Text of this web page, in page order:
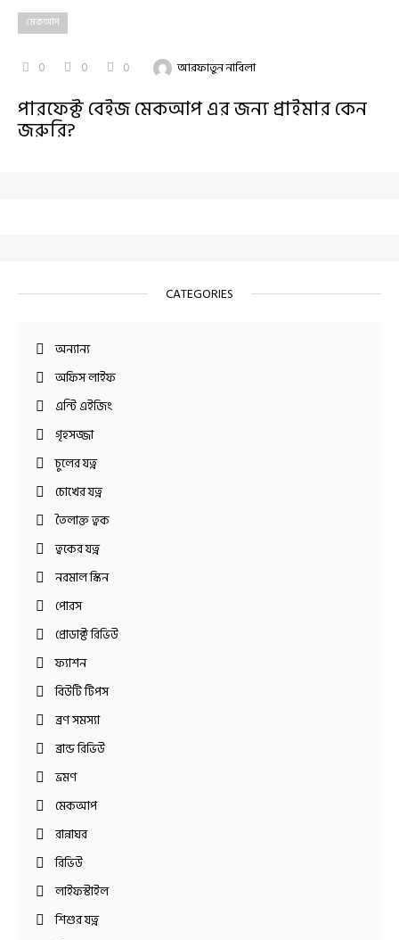
CATEGORIES
অন্যান্য
অফিস লাইফ
এন্টি এইজিং
গৃহসজ্জা
চুলের যত্ন
চোখের যত্ন
তৈলাক্ত ত্বক
ত্বকের যত্ন
নরমাল স্কিন
পোরস
প্রোডাক্ট রিভিউ
ফ্যাশন
বিউটি টিপস
ব্রণ সমস্যা
ব্রান্ড রিভিউ
ভ্রমণ
মেকআপ
রান্নাঘর
রিভিউ
লাইফস্টাইল
শিশুর যত্ন
মেকআপ
0 0 0 আরফাতুন নাবিলা
পারফেক্ট বেইজ মেকআপ এর জন্য প্রাইমার কেন
জরুরি?